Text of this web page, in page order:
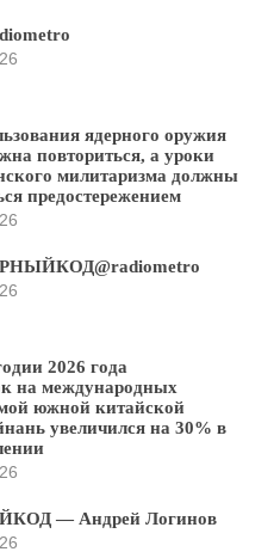
ядерного оружия
повториться, а уроки
милитаризма должны
предостережением
2026 года
на международных
южной китайской
увеличился на 30% в
— Андрей Логинов